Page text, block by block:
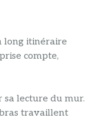
long itinéraire
compte,
lecture du mur.
travaillent